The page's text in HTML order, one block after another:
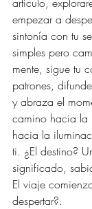
empezar a
sintonía con tu
simples pero
mente, sigue tu
patrones,
y abraza el
camino hacia la
hacia la
ti. ¿El destino?
significado,
El viaje
despertar?.